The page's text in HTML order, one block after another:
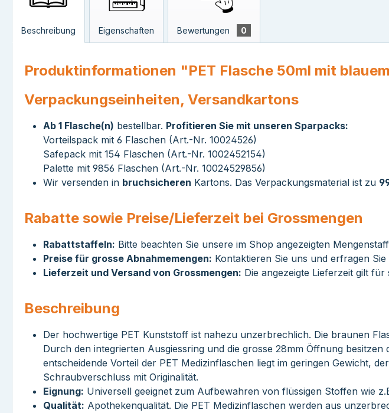
Beschreibung Eigenschaften Bewertungen 0
Produktinformationen "PET Flasche 50ml mit
Verpackungseinheiten, Versandkartons
Ab 1 Flasche(n) bestellbar. Profitieren Sie mit unseren Sparpacks:
Vorteilspack mit 6 Flaschen (Art.-Nr. 10024526)
Safepack mit 154 Flaschen (Art.-Nr. 1002452154)
Palette mit 9856 Flaschen (Art.-Nr. 10024529856)
Wir versenden in bruchsicheren Kartons. Das Verpackungsmaterial ist zu
Rabatte sowie Preise/Lieferzeit bei Grossmengen
Rabattstaffeln: Bitte beachten Sie unsere im Shop angezeigten
Preise für grosse Abnahmemengen: Kontaktieren Sie uns und erfragen
Lieferzeit und Versand von Grossmengen: Die angezeigte Lieferzeit gilt
Beschreibung
Der hochwertige PET Kunststoff ist nahezu unzerbrechlich. Die braunen
Durch den integrierten Ausgiessring und die grosse 28mm Öffnung
entscheidende Vorteil der PET Medizinflaschen liegt im geringen Gewicht,
Schraubverschluss mit Originalität.
Eignung: Universell geeignet zum Aufbewahren von flüssigen Stoffen wie
Qualität: Apothekenqualität. Die PET Medizinflaschen werden aus